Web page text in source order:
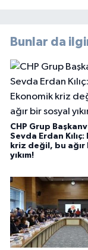
Bunlar da
CHP Grup
Sevda Erdan
kriz değil, bu ağır
yıkım!